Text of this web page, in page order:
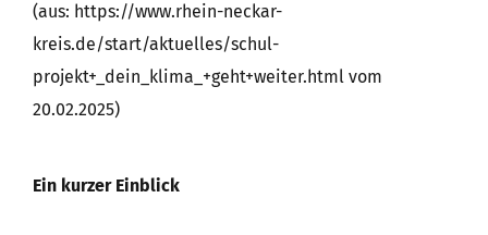
(aus: https://www.rhein-neckar-
kreis.de/start/aktuelles/schul-
projekt+_dein_klima_+geht+weiter.html vom
20.02.2025)
Ein kurzer Einblick